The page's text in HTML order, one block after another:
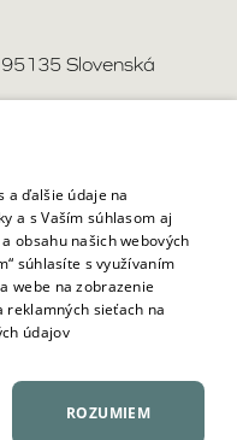
Slovenská
a ďalšie údaje na
a s Vaším súhlasom aj
obsahu našich webových
súhlasíte s využívaním
webe na zobrazenie
sieťach na
údajov
ROZUMIEM